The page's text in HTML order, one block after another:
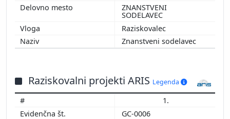
ZNANSTVENI
SODELAVEC
Raziskovalec
Znanstveni sodelavec
Raziskovalni projekti ARIS Legenda
1.
GC-0006